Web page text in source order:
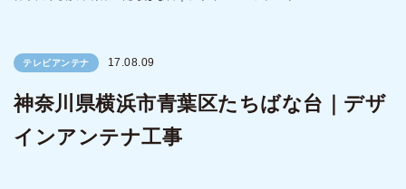
テレビアンテナ 17.08.09
神奈川県横浜市青葉区たちばな台｜デザ
インアンテナ工事